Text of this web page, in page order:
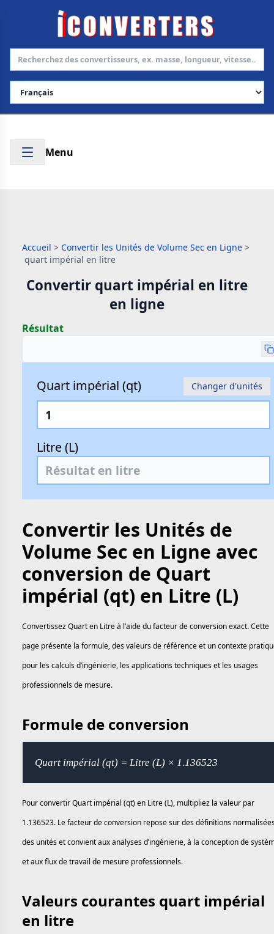
Choisir la langue
Menu
Accueil > Convertir les Unités de Volume Sec en Ligne >
quart impérial en litre
Convertir quart impérial en litre
en ligne
Résultat
Quart impérial (qt) Changer d'unités
Litre (L)
Convertir les Unités de
Volume Sec en Ligne avec
conversion de Quart
impérial (qt) en Litre (L)
Convertissez Quart en Litre à l’aide du facteur de conversion exact. Cette
page présente la formule, des valeurs de référence et un contexte
pour les calculs d’ingénierie, les applications techniques et les usages
professionnels de mesure.
Formule de conversion
Quart impérial (qt) = Litre (L) × 1.136523
Pour convertir Quart impérial (qt) en Litre (L), multipliez la valeur par
1.136523. Le facteur de conversion repose sur des définitions
des unités et convient aux analyses d’ingénierie, à la conception de
et aux flux de travail de mesure professionnels.
Valeurs courantes quart impérial
en litre